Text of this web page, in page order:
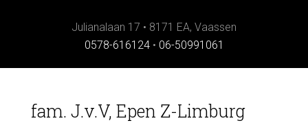
Julianalaan 17 • 8171 EA, Vaassen
0578-616124 • 06-50991061
fam. J.v.V, Epen Z-Limburg